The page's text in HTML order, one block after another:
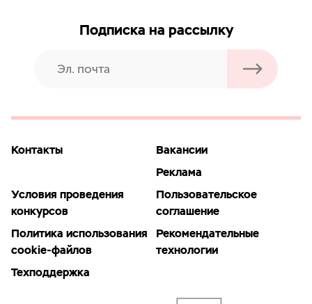
Подписка на рассылку
Контакты
Вакансии
Реклама
Условия проведения
конкурсов
Пользовательское
соглашение
Политика использования
cookie-файлов
Рекомендательные
технологии
Техподдержка